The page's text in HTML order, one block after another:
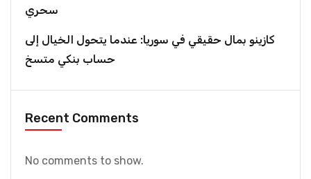
سحري
كازينو بمال حقيقي في سوريا: عندما يتحول الخيال إلى
حساب بنكي متسخ
Recent Comments
No comments to show.